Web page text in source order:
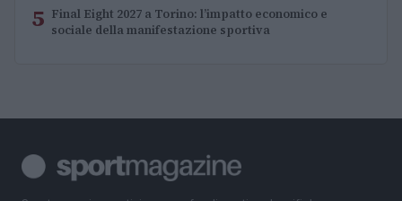
5 Final Eight 2027 a Torino: l’impatto economico e
sociale della manifestazione sportiva